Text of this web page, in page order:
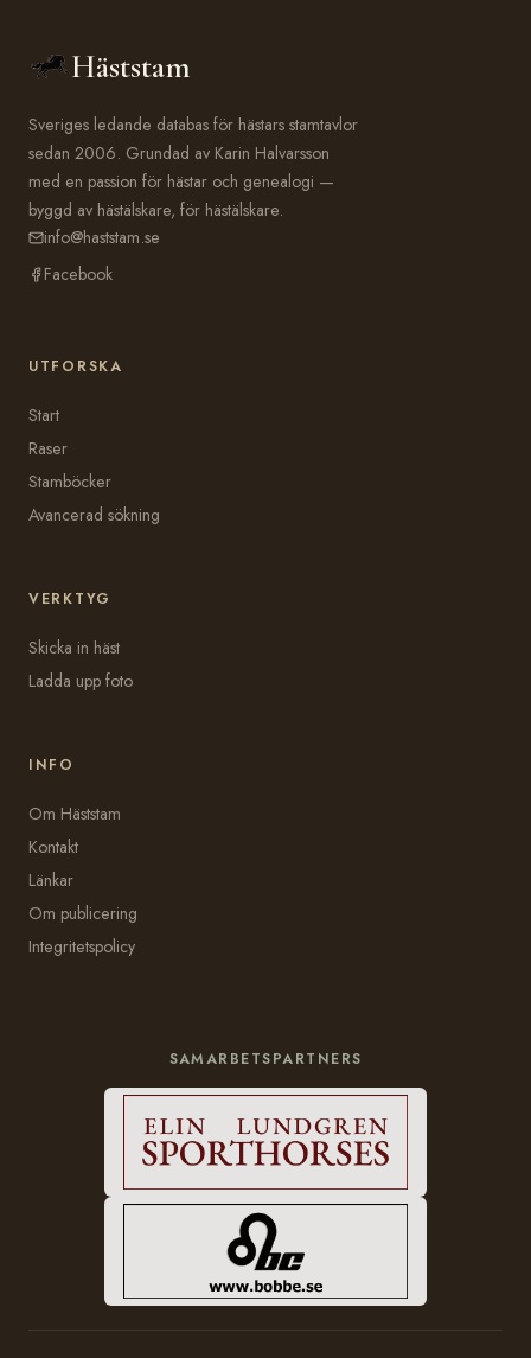
Häststam
Sveriges ledande databas för hästars stamtavlor
sedan 2006. Grundad av Karin Halvarsson
med en passion för hästar och genealogi —
byggd av hästälskare, för hästälskare.
info@haststam.se
Facebook
UTFORSKA
Start
Raser
Stamböcker
Avancerad sökning
VERKTYG
Skicka in häst
Ladda upp foto
INFO
Om Häststam
Kontakt
Länkar
Om publicering
Integritetspolicy
SAMARBETSPARTNERS